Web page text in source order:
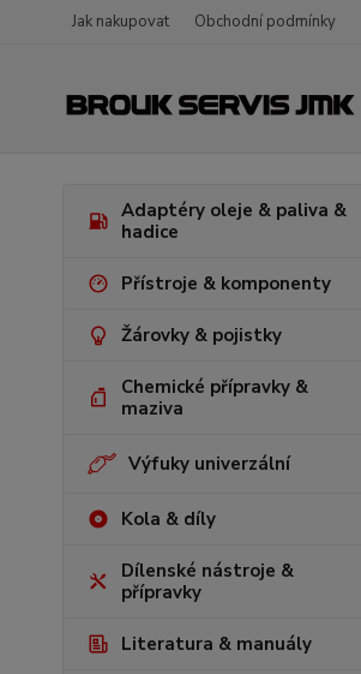
Jak nakupovat Obchodní podmínky
Adaptéry oleje & paliva &
hadice
Přístroje & komponenty
Žárovky & pojistky
Chemické přípravky &
maziva
Výfuky univerzální
Kola & díly
Dílenské nástroje &
přípravky
Literatura & manuály